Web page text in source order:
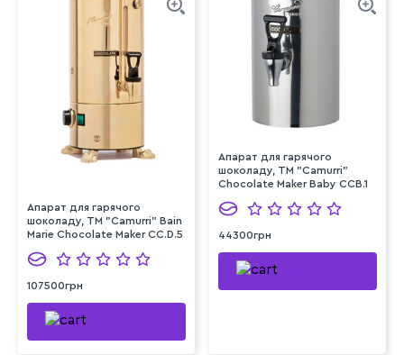
Апарат для гарячого
шоколаду, TM "Camurri" Bain
Marie Chocolate Maker CC.D.5
107500грн
Апарат для гарячого
шоколаду, TM "Camurri"
Chocolate Maker Baby CCB.1
44300грн